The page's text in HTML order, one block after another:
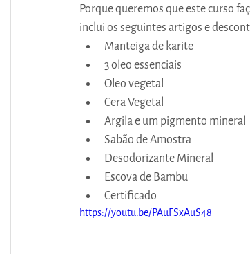
Porque queremos que este curso
inclui os seguintes artigos e
Manteiga de karite
3 oleo essenciais
Oleo vegetal
Cera Vegetal
Argila e um pigmento mineral
Sabão de Amostra
Desodorizante Mineral
Escova de Bambu
Certificado
https://youtu.be/PAuFSxAuS48